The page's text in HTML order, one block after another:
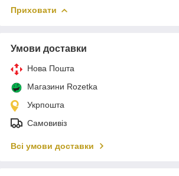
Приховати
Умови доставки
Нова Пошта
Магазини Rozetka
Укрпошта
Самовивіз
Всі умови доставки